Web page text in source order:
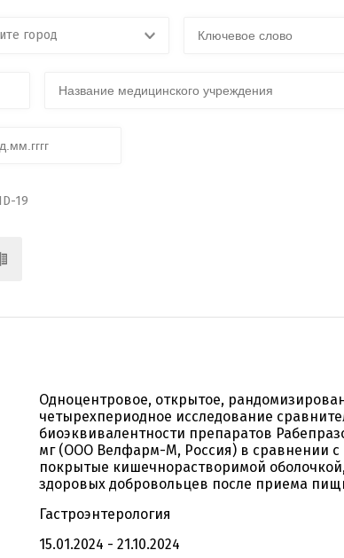
город
19
Одноцентровое, открытое,
четырехпериодное исследование
биоэквивалентности препаратов
мг (ООО Велфарм-М, Россия) в сравнении с
покрытые кишечнорастворимой
здоровых добровольцев после приема
Гастроэнтерология
15.01.2024 - 21.10.2024